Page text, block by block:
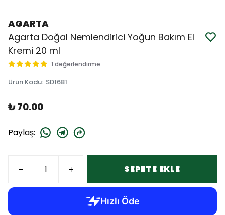
AGARTA
Agarta Doğal Nemlendirici Yoğun Bakım El
Kremi 20 ml
1 değerlendirme
Ürün Kodu: SD1681
₺ 70.00
Paylaş:
SEPETE EKLE